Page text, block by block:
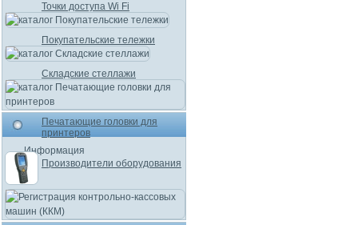
Точки доступа Wi Fi
Покупательские тележки
Складские стеллажи
Печатающие головки для
принтеров
Информация
Производители оборудования